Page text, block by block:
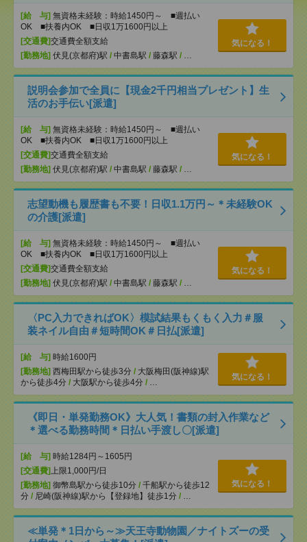
[給 与] 無資格未経験：時給1450円～ ■週払い
OK ■扶養内OK ■日収1万1600円以上
[交通費]交通費全額支給
[勤務地] 伏見(京都府)駅 / 中書島駅 / 藤森駅 / …
気になる！
説明会参加で全員に【現金2千円相当プレゼント】生
活のお手伝い[派遣]
[給 与] 無資格未経験：時給1450円～ ■週払い
OK ■扶養内OK ■日収1万1600円以上
[交通費]交通費全額支給
[勤務地] 伏見(京都府)駅 / 中書島駅 / 藤森駅 / …
気になる！
志望動機も履歴書も不要！日収1.1万円～＊未経験OK
の介護[派遣]
[給 与] 無資格未経験：時給1450円～ ■週払い
OK ■扶養内OK ■日収1万1600円以上
[交通費]交通費全額支給
[勤務地] 伏見(京都府)駅 / 中書島駅 / 藤森駅 / …
気になる！
〈PC入力できればOK〉模試結果もくもく入力＃服
装ネイル自由＃短時間OK＃日払[派遣]
[給 与] 時給1600円
[勤務地] 西梅田駅から徒歩3分 / 大阪梅田(阪神線)駅
から徒歩4分 / 大阪駅から徒歩4分 / …
気になる！
《即日・単発勤務OK》大人気！書類の封入作業など
＊選べる勤務時間＊日払い手渡し〇[派遣]
[給 与] 時給1284円～1605円
[交通費] 上限1,000円/日
[勤務地] 御幣島駅から徒歩10分 / 千船駅から徒歩12
分 / 尼崎(阪神線)駅から【登録地】徒歩1分 / …
気になる！
≪単発＊1日から～≫天王寺動物園／ナイトズーの受